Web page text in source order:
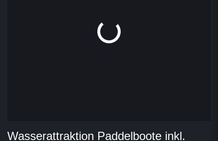
Wasserattraktion Paddelboote inkl.